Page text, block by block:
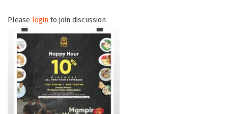
Please login to join discussion